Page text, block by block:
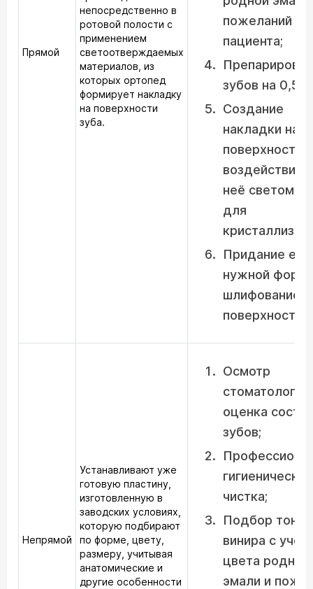
Прямой
непосредственно в
ротовой полости с
применением
светоотверждаемых
материалов, из
которых ортопед
формирует накладку
на поверхности
зуба.
пожеланий
пациента;
зубов на 0,5
Создание
накладки на
поверхности,
воздействие
неё светом
для
Придание ей
нужной
шлифование
поверхности.
Непрямой
Устанавливают уже
готовую пластину,
изготовленную в
заводских условиях,
которую подбирают
по форме, цвету,
размеру, учитывая
анатомические и
другие особенности
Осмотр
оценка
зубов;
гигиеническая
чистка;
Подбор тона
винира с
цвета родной
эмали и